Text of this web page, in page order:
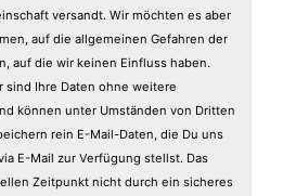
versandt. Wir möchten es aber
auf die allgemeinen Gefahren der
auf die wir keinen Einfluss haben.
sind Ihre Daten ohne weitere
können unter Umständen von Dritten
rein E-Mail-Daten, die Du uns
E-Mail zur Verfügung stellst. Das
Zeitpunkt nicht durch ein sicheres